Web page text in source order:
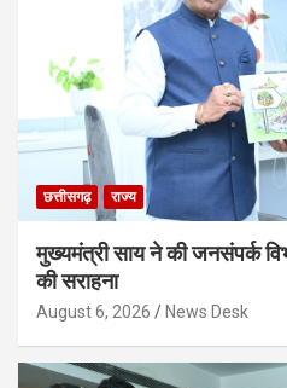
छत्तीसगढ़ राज्य
मुख्यमंत्री साय ने की जनसंपर्क
की सराहना
August 6, 2026 News Desk